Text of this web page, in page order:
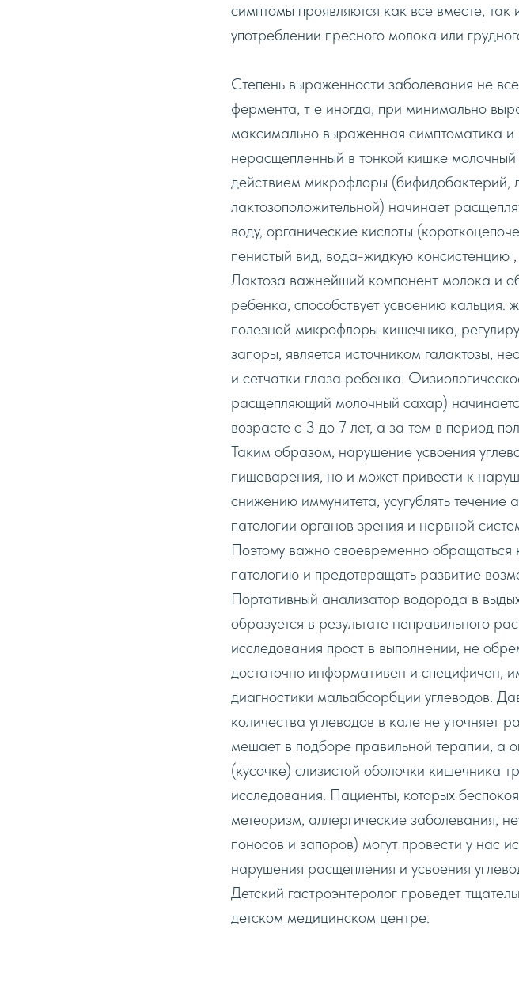
симптомы проявляются как все вместе,
употреблении пресного молока или
Степень выраженности заболевания не
фермента, т e иногда, при минимально
максимально выраженная симптоматика и
нерасщепленный в тонкой кишке молочный
действием микрофлоры (бифидобактерий,
лактозоположительной) начинает
воду, органические кислоты
пенистый вид, вода-жидкую консистенцию
Лактоза важнейший компонент молока и
ребенка, способствует усвоению
полезной микрофлоры кишечника,
запоры, является источником галактозы,
и сетчатки глаза ребенка.
расщепляющий молочный сахар)
возрасте c 3 до 7 лет, a за тем в период
Таким образом, нарушение усвоения
пищеварения, но и может привести к
снижению иммунитета, усугублять течение
патологии органов зрения и нервной
Поэтому важно своевременно обращаться
патологию и предотвращать развитие
Портативный анализатор водорода в
образуется в результате неправильного
исследования прост в выполнении, не
достаточно информативен и специфичен,
диагностики мaльабсорбции углеводов.
количества углеводов в кале не уточняет
мешает в подборе правильной терапии, a
(кусочке) слизистой оболочки кишечника
исследования. Пациенты, которых
метеоризм, аллергические заболевания,
поносов и запоров) могут провести y нас
нарушения расщепления и усвоения
Детский гастроэнтеролог проведет
детском медицинском центре.